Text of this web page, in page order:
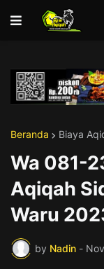
Beranda Biaya
Wa 081-
Aqiqah
Waru
by Nadin -